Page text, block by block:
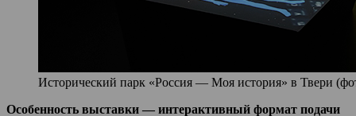
Исторический парк «Россия — Моя история» в Твери
Особенность выставки — интерактивный формат подачи